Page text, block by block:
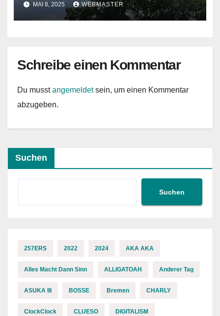
MAI 8, 2025 WEBMASTER
Schreibe einen Kommentar
Du musstangemeldetsein, um einen Kommentar
abzugeben.
Suchen
Suchen
257ERS 2022 2024 AKA AKA
Alles Macht Dann Sinn ALLIGATOAH Anderer Tag
ASUKA III BOSSE Bremen CHARLY
ClockClock CLUESO DIGITALISM